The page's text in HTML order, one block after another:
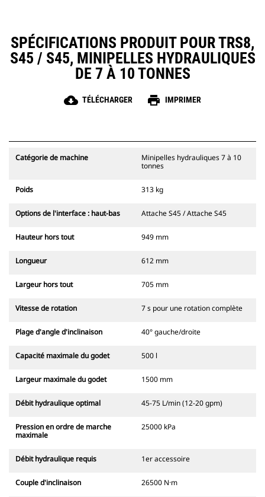
SPÉCIFICATIONS PRODUIT POUR TRS8,
S45 / S45, MINIPELLES HYDRAULIQUES
DE 7 À 10 TONNES
cloud_download TÉLÉCHARGER print IMPRIMER
Catégorie de machine
Minipelles hydrauliques 7 à 10
tonnes
Poids 313 kg
Options de l'interface : haut-bas Attache S45 / Attache S45
Hauteur hors tout 949 mm
Longueur 612 mm
Largeur hors tout 705 mm
Vitesse de rotation 7 s pour une rotation complète
Plage d'angle d'inclinaison 40° gauche/droite
Capacité maximale du godet 500 l
Largeur maximale du godet 1500 mm
Débit hydraulique optimal 45-75 L/min (12-20 gpm)
Pression en ordre de marche
maximale
25000 kPa
Débit hydraulique requis 1er accessoire
Couple d'inclinaison 26500 N·m